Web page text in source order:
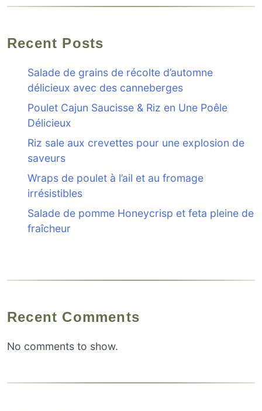
Recent Posts
Salade de grains de récolte d’automne
délicieux avec des canneberges
Poulet Cajun Saucisse & Riz en Une Poêle
Délicieux
Riz sale aux crevettes pour une explosion de
saveurs
Wraps de poulet à l’ail et au fromage
irrésistibles
Salade de pomme Honeycrisp et feta pleine de
fraîcheur
Recent Comments
No comments to show.